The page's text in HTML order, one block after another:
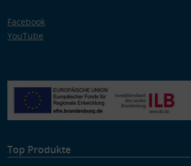
Facebook
YouTube
Top Produkte